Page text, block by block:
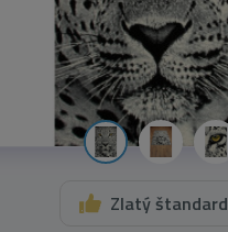
Zlatý štandard